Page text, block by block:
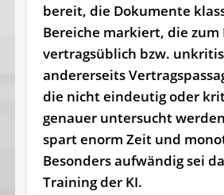
bereit, die Dokumente
Bereiche markiert, die zum
vertragsüblich bzw.
andererseits
die nicht eindeutig oder
genauer untersucht
spart enorm Zeit und
Besonders aufwändig sei
Training der KI.